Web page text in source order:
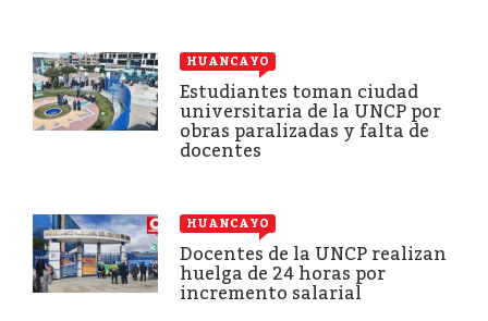
HUANCAYO
Estudiantes toman ciudad
universitaria de la UNCP por
obras paralizadas y falta de
docentes
HUANCAYO
Docentes de la UNCP realizan
huelga de 24 horas por
incremento salarial